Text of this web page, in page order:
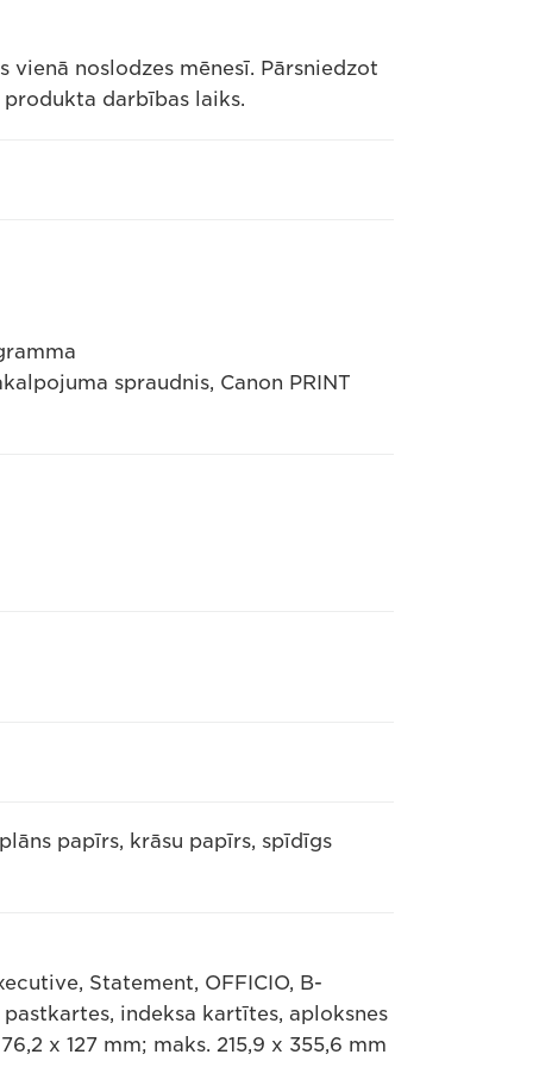
noslodzes mēnesī. Pārsniedzot
darbības laiks.
spraudnis, Canon PRINT
papīrs, krāsu papīrs, spīdīgs
Statement, OFFICIO, B-
pastkartes, indeksa kartītes, aploksnes
x 127 mm; maks. 215,9 x 355,6 mm